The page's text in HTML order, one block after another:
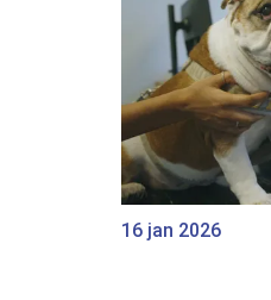
16 jan 2026